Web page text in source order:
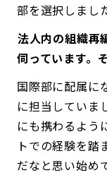
部を選択しまし
――法人内の組織
伺っています。
国際部に配属に
に担当していま
にも携わるよう
トでの経験を踏
だなと思い始め